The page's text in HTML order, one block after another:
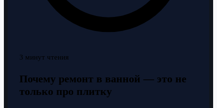
3 минут чтения
Почему ремонт в ванной — это не
только про плитку